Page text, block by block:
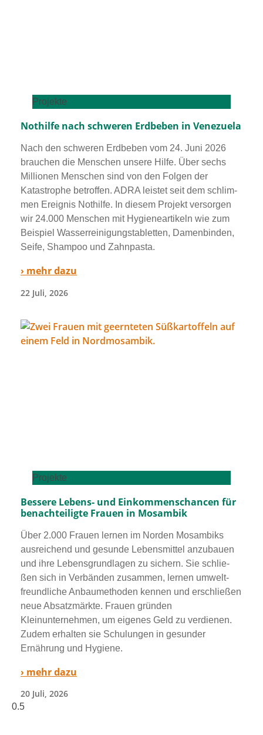
Projekte
Nothilfe nach schweren Erdbeben in Venezuela
Nach den schwe­ren Erdbeben vom 24. Juni 2026
brau­chen die Menschen unse­re Hilfe. Über sechs
Millionen Menschen sind von den Folgen der
Katastrophe betrof­fen. ADRA leis­tet seit dem schlim­
men Ereignis Nothilfe. In die­sem Projekt ver­sor­gen
wir 24.000 Menschen mit Hygieneartikeln wie zum
Beispiel Wasserreinigungstabletten, Damenbinden,
Seife, Shampoo und Zahnpasta.
› mehr dazu
22 Juli, 2026
Projekte
Bessere Lebens- und Einkommenschancen für
benachteiligte Frauen in Mosambik
Über 2.000 Frauen ler­nen im Norden Mosambiks
aus­rei­chend und gesun­de Lebensmittel anzu­bau­en
und ihre Lebensgrundlagen zu sichern. Sie schlie­
ßen sich in Verbänden zusam­men, ler­nen umwelt­
freund­li­che Anbaumethoden ken­nen und erschlie­ßen
neue Absatzmärkte. Frauen grün­den
Kleinunternehmen, um eige­nes Geld zu ver­die­nen.
Zudem erhal­ten sie Schulungen in gesun­der
Ernährung und Hygiene.
› mehr dazu
20 Juli, 2026